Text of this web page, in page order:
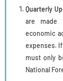
Quarterly
are made
economic
expenses.
must only
National